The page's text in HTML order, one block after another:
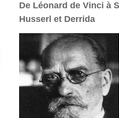
De Léonard de Vinci à
Husserl et Derrida